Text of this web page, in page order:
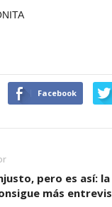
Facebook
pero es así:
más